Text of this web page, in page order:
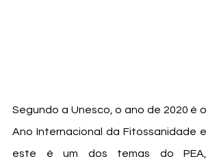
Segundo a Unesco, o ano de 2020 é o
Ano Internacional da Fitossanidade e
este é um dos temas do PEA,